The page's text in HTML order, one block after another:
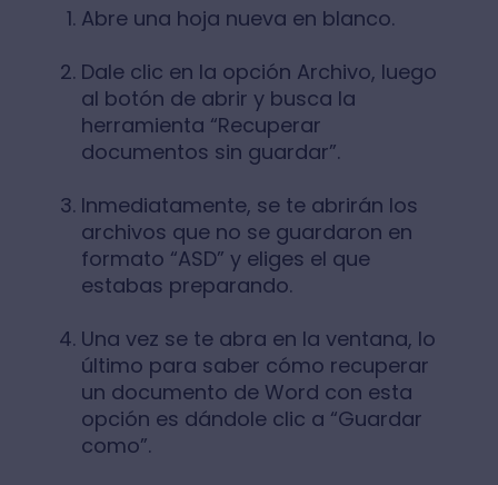
Abre una hoja nueva en blanco.
Dale clic en la opción Archivo, luego
al botón de abrir y busca la
herramienta “Recuperar
documentos sin guardar”.
Inmediatamente, se te abrirán los
archivos que no se guardaron en
formato “ASD” y eliges el que
estabas preparando.
Una vez se te abra en la ventana, lo
último para saber cómo recuperar
un documento de Word con esta
opción es dándole clic a “Guardar
como”.